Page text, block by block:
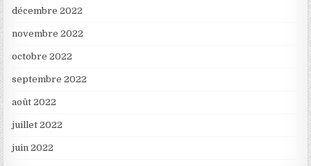
décembre 2022
novembre 2022
octobre 2022
septembre 2022
août 2022
juillet 2022
juin 2022